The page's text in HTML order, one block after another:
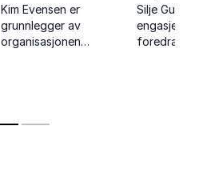
Kim Evensen er
grunnlegger av
organisasjonen
bøker solgt i over 20
Silje